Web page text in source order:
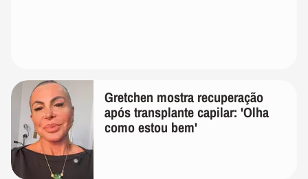
Gretchen mostra recuperação
após transplante capilar: 'Olha
como estou bem'